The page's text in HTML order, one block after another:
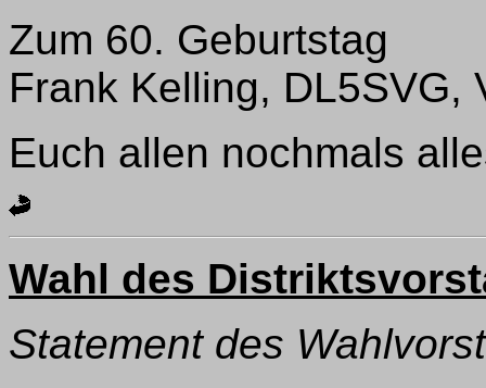
Zum 60. Geburtstag
Frank Kelling, DL5SVG,
Euch allen nochmals
Wahl des
Statement des